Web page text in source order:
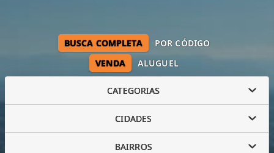
VENDA ALUGUEL
BUSCA COMPLETA POR CÓDIGO
CATEGORIAS
CIDADES
BAIRROS